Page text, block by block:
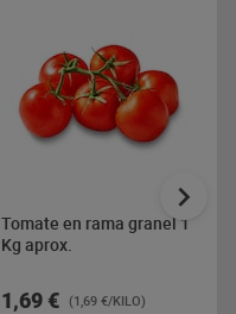
Tomate en rama granel 1
Kg aprox.
1,69 € (1,69 €/KILO)